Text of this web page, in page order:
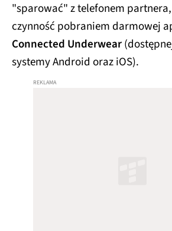
"sparować" z telefonem
czynność pobraniem darmowej
Connected Underwear
systemy Android oraz iOS).